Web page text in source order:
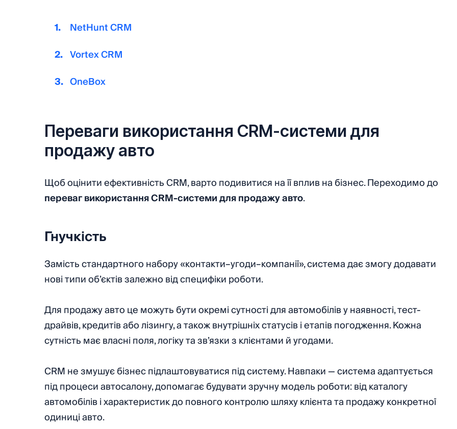
NetHunt CRM
Vortex CRM
OneBox
Переваги використання CRM-системи для
продажу авто
Щоб оцінити ефективність CRM, варто подивитися на її вплив на бізнес. Переходимо до
переваг використання CRM-системи для продажу авто.
Гнучкість
Замість стандартного набору «контакти–угоди–компанії», система дає змогу додавати
нові типи об’єктів залежно від специфіки роботи.
Для продажу авто це можуть бути окремі сутності для автомобілів у наявності, тест-
драйвів, кредитів або лізингу, а також внутрішніх статусів і етапів погодження. Кожна
сутність має власні поля, логіку та зв’язки з клієнтами й угодами.
CRM не змушує бізнес підлаштовуватися під систему. Навпаки — система адаптується
під процеси автосалону, допомагає будувати зручну модель роботи: від каталогу
автомобілів і характеристик до повного контролю шляху клієнта та продажу конкретної
одиниці авто.